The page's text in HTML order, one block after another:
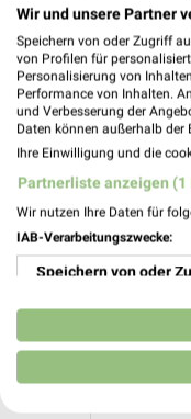
Wir und unsere Partner
Speichern von oder Zugriff
von Profilen für
Personalisierung von
Performance von Inhalten.
und Verbesserung der
Daten können außerhalb der
Ihre Einwilligung und die
Partnerliste anzeigen (1
Wir nutzen Ihre Daten für
IAB-Verarbeitungszwecke:
Speichern von oder
Verwendung
Erstellung von